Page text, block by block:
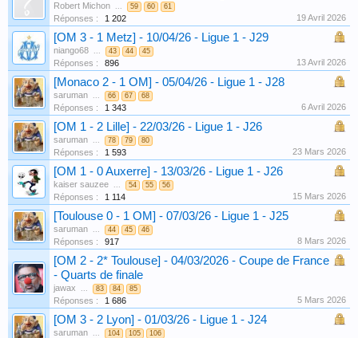
Robert Michon ... 59 60 61
Réponses : 1 202 19 Avril 2026
[OM 3 - 1 Metz] - 10/04/26 - Ligue 1 - J29
niango68 ... 43 44 45
Réponses : 896 13 Avril 2026
[Monaco 2 - 1 OM] - 05/04/26 - Ligue 1 - J28
saruman ... 66 67 68
Réponses : 1 343 6 Avril 2026
[OM 1 - 2 Lille] - 22/03/26 - Ligue 1 - J26
saruman ... 78 79 80
Réponses : 1 593 23 Mars 2026
[OM 1 - 0 Auxerre] - 13/03/26 - Ligue 1 - J26
kaiser sauzee ... 54 55 56
Réponses : 1 114 15 Mars 2026
[Toulouse 0 - 1 OM] - 07/03/26 - Ligue 1 - J25
saruman ... 44 45 46
Réponses : 917 8 Mars 2026
[OM 2 - 2* Toulouse] - 04/03/2026 - Coupe de France
- Quarts de finale
jawax ... 83 84 85
Réponses : 1 686 5 Mars 2026
[OM 3 - 2 Lyon] - 01/03/26 - Ligue 1 - J24
saruman ... 104 105 106